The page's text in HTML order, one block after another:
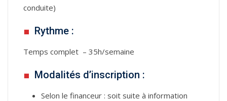
conduite)
■ Rythme :
Temps complet – 35h/semaine
■ Modalités d’inscription :
Selon le financeur : soit suite à information